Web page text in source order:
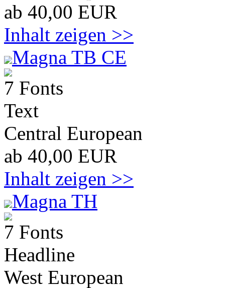
ab 40,00 EUR
Inhalt zeigen >>
Magna TB CE
7 Fonts
Text
Central European
ab 40,00 EUR
Inhalt zeigen >>
Magna TH
7 Fonts
Headline
West European